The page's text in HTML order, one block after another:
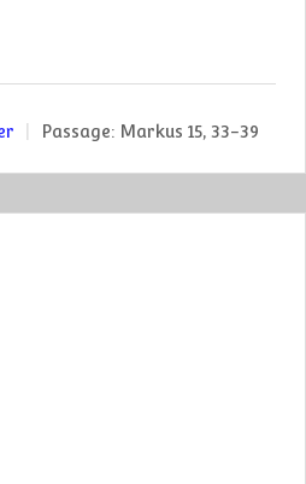
Passage: Markus 15, 33-39